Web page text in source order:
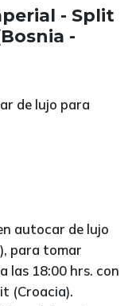
- Split
-
de lujo para
autocar de lujo
para tomar
las 18:00 hrs. con
(Croacia).